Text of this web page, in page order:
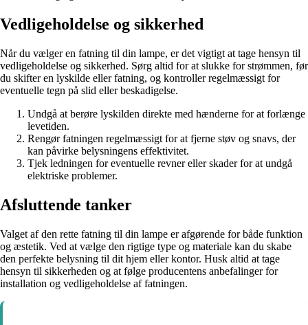
Vedligeholdelse og sikkerhed
Når du vælger en fatning til din lampe, er det vigtigt at tage hensyn til
vedligeholdelse og sikkerhed. Sørg altid for at slukke for strømmen, før
du skifter en lyskilde eller fatning, og kontroller regelmæssigt for
eventuelle tegn på slid eller beskadigelse.
Undgå at berøre lyskilden direkte med hænderne for at forlænge
levetiden.
Rengør fatningen regelmæssigt for at fjerne støv og snavs, der
kan påvirke belysningens effektivitet.
Tjek ledningen for eventuelle revner eller skader for at undgå
elektriske problemer.
Afsluttende tanker
Valget af den rette fatning til din lampe er afgørende for både funktion
og æstetik. Ved at vælge den rigtige type og materiale kan du skabe
den perfekte belysning til dit hjem eller kontor. Husk altid at tage
hensyn til sikkerheden og at følge producentens anbefalinger for
installation og vedligeholdelse af fatningen.